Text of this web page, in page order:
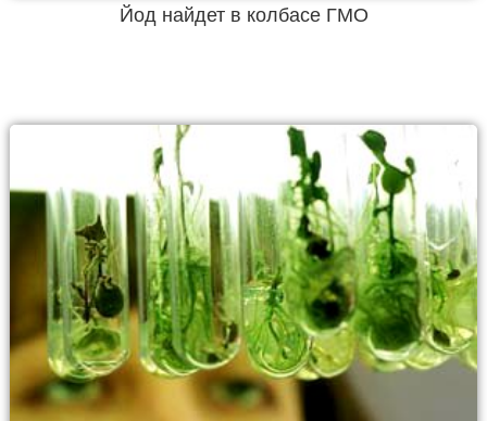
Йод найдет в колбасе ГМО